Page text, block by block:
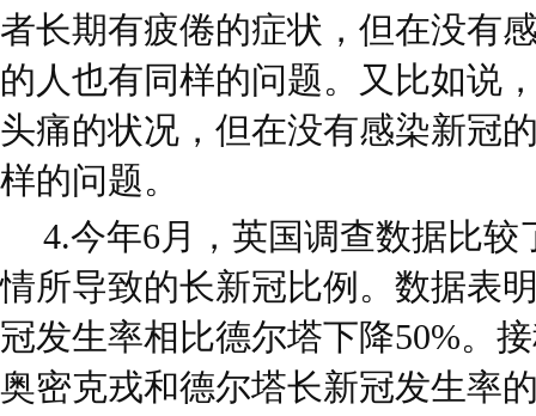
者长期有疲倦的症状，但在没有
的人也有同样的问题。又比如说
头痛的状况，但在没有感染新冠
样的问题。
4.今年6月，英国调查数据比
情所导致的长新冠比例。数据表
冠发生率相比德尔塔下降50%。
奥密克戎和德尔塔长新冠发生率